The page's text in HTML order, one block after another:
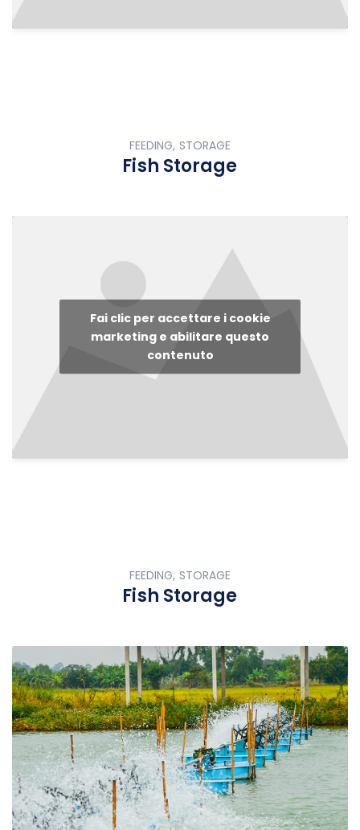
FEEDING, STORAGE
Fish Storage
Fai clic per accettare i cookie
marketing e abilitare questo
contenuto
FEEDING, STORAGE
Fish Storage